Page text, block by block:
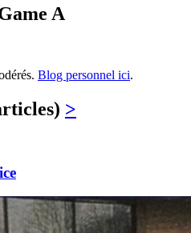
A
Blog personnel ici.
>